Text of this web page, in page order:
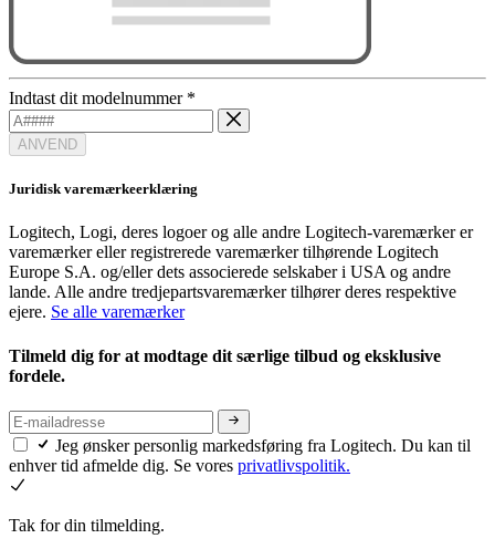
Indtast dit modelnummer *
ANVEND
Juridisk varemærkeerklæring
Logitech, Logi, deres logoer og alle andre Logitech-varemærker er
varemærker eller registrerede varemærker tilhørende Logitech
Europe S.A. og/eller dets associerede selskaber i USA og andre
lande. Alle andre tredjepartsvaremærker tilhører deres respektive
ejere. Se alle varemærker
Tilmeld dig for at modtage dit særlige tilbud og eksklusive
fordele.
Jeg ønsker personlig markedsføring fra Logitech. Du kan til
enhver tid afmelde dig. Se vores privatlivspolitik.
Tak for din tilmelding.